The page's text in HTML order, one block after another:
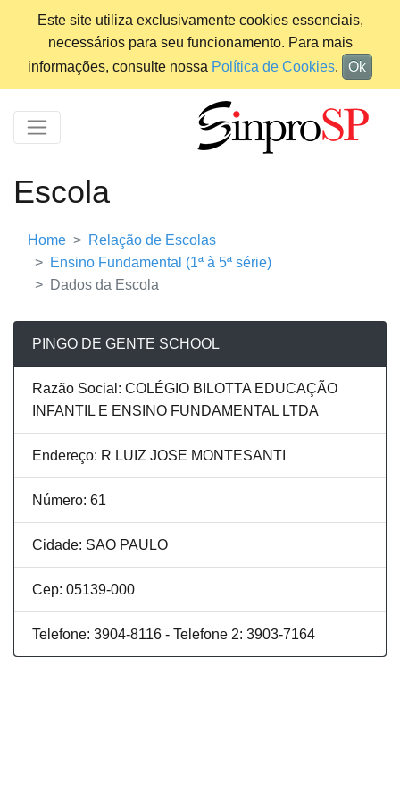
Este site utiliza exclusivamente cookies essenciais,
necessários para seu funcionamento. Para mais
informações, consulte nossa Política de Cookies. Ok
Escola
Home
Relação de Escolas
Ensino Fundamental (1ª à 5ª série)
Dados da Escola
PINGO DE GENTE SCHOOL
Razão Social: COLÉGIO BILOTTA EDUCAÇÃO
INFANTIL E ENSINO FUNDAMENTAL LTDA
Endereço: R LUIZ JOSE MONTESANTI
Número: 61
Cidade: SAO PAULO
Cep: 05139-000
Telefone: 3904-8116 - Telefone 2: 3903-7164